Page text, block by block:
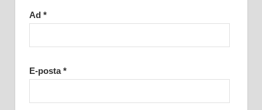
Ad *
E-posta*